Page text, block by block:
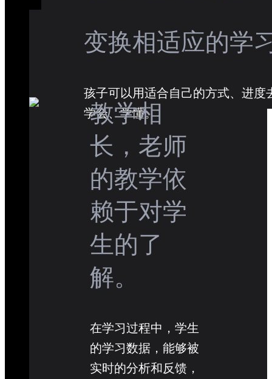
变换相适应的学
孩子可以用适合自己的方式、进度
学会、学懂。
教学相
长，老师
的教学依
赖于对学
生的了
解。
在学习过程中，学生
的学习数据，能够被
实时的分析和反馈，